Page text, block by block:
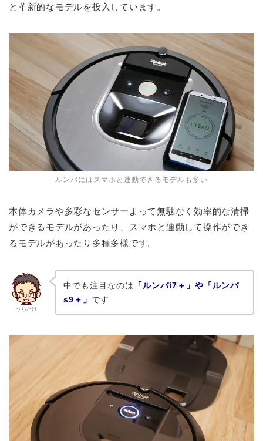
と革新的なモデルを投入しています。
ルンバにはスマホと連動できるモデルも多い
本体カメラや多彩なセンサーよって無駄なく効率的な清掃
ができるモデルがあったり、スマホと連動して操作ができ
るモデルがあったり多種多様です。
うちたけ
中でも注目なのは
「ルンバi7＋」や「ルンバ
s9＋」 です